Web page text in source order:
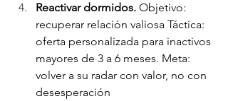
Reactivar dormidos. Objetivo:
recuperar relación valiosa Táctica:
oferta personalizada para inactivos
mayores de 3 a 6 meses. Meta:
volver a su radar con valor, no con
desesperación